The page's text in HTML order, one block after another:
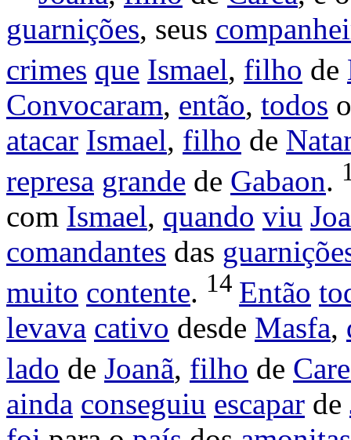
guarnições, seus
crimes que Ismael, filho de
Convocaram, então, todos
atacar Ismael, filho de
represa grande de Gabaon.
com Ismael, quando viu
comandantes das
muito contente. 14 Então
levava cativo desde Masfa,
lado de Joanã, filho de
ainda conseguiu escapar de